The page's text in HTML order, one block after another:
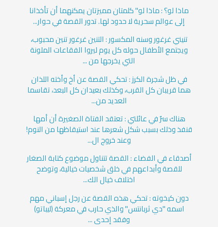
ماذا لو؟ : ماذا لو" كلمتان مميزتان يمكنهما أن تأخذانا
إلى عوالم سحرية لا حدود لها. تدور القصة في حوار...
تنيني غرغور وسنه المكسور : التنين غرغور تنين محبوب،
ويجتمع الأطفال حوله كل يوم ليروا الفقاعات الملونة
التي يخرجها من ...
في ظل شجرة الكرز : تحكي القصة عن أخ وأخته اللذان
هما قريبان كل القرب، وكذلك بعيدان كل البعد، تقاسما
العديد من...
هناك سرٌ في عائلتي : تعتقد الفتاة الصغيرة أن أمها
قنفذ وذلك بسبب شكل شعرها عند استيقاظها من النوم!
وعند خروج ال...
أصدقاء في الفضاء : القصة تتناول موضوع كتابة الصغار
للقصة وأبداعهم في خلق شخصيات خيالية، وتوضح
اختلاف خيال الك...
دون كيخوته : تحكي هذه القصة عن رجل إسباني مهم
اسمه "دي ثربانتس" والذي حارب في معركة (ليباتو)
وفقد إحدى ...